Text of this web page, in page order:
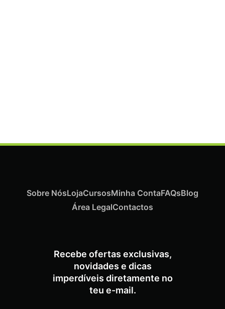
Recebe ofertas exclusivas,
novidades e dicas
imperdíveis diretamente no
teu e-mail.
Sobre NósLojaCursosMinha ContaFAQsBlog
Área LegalContactos